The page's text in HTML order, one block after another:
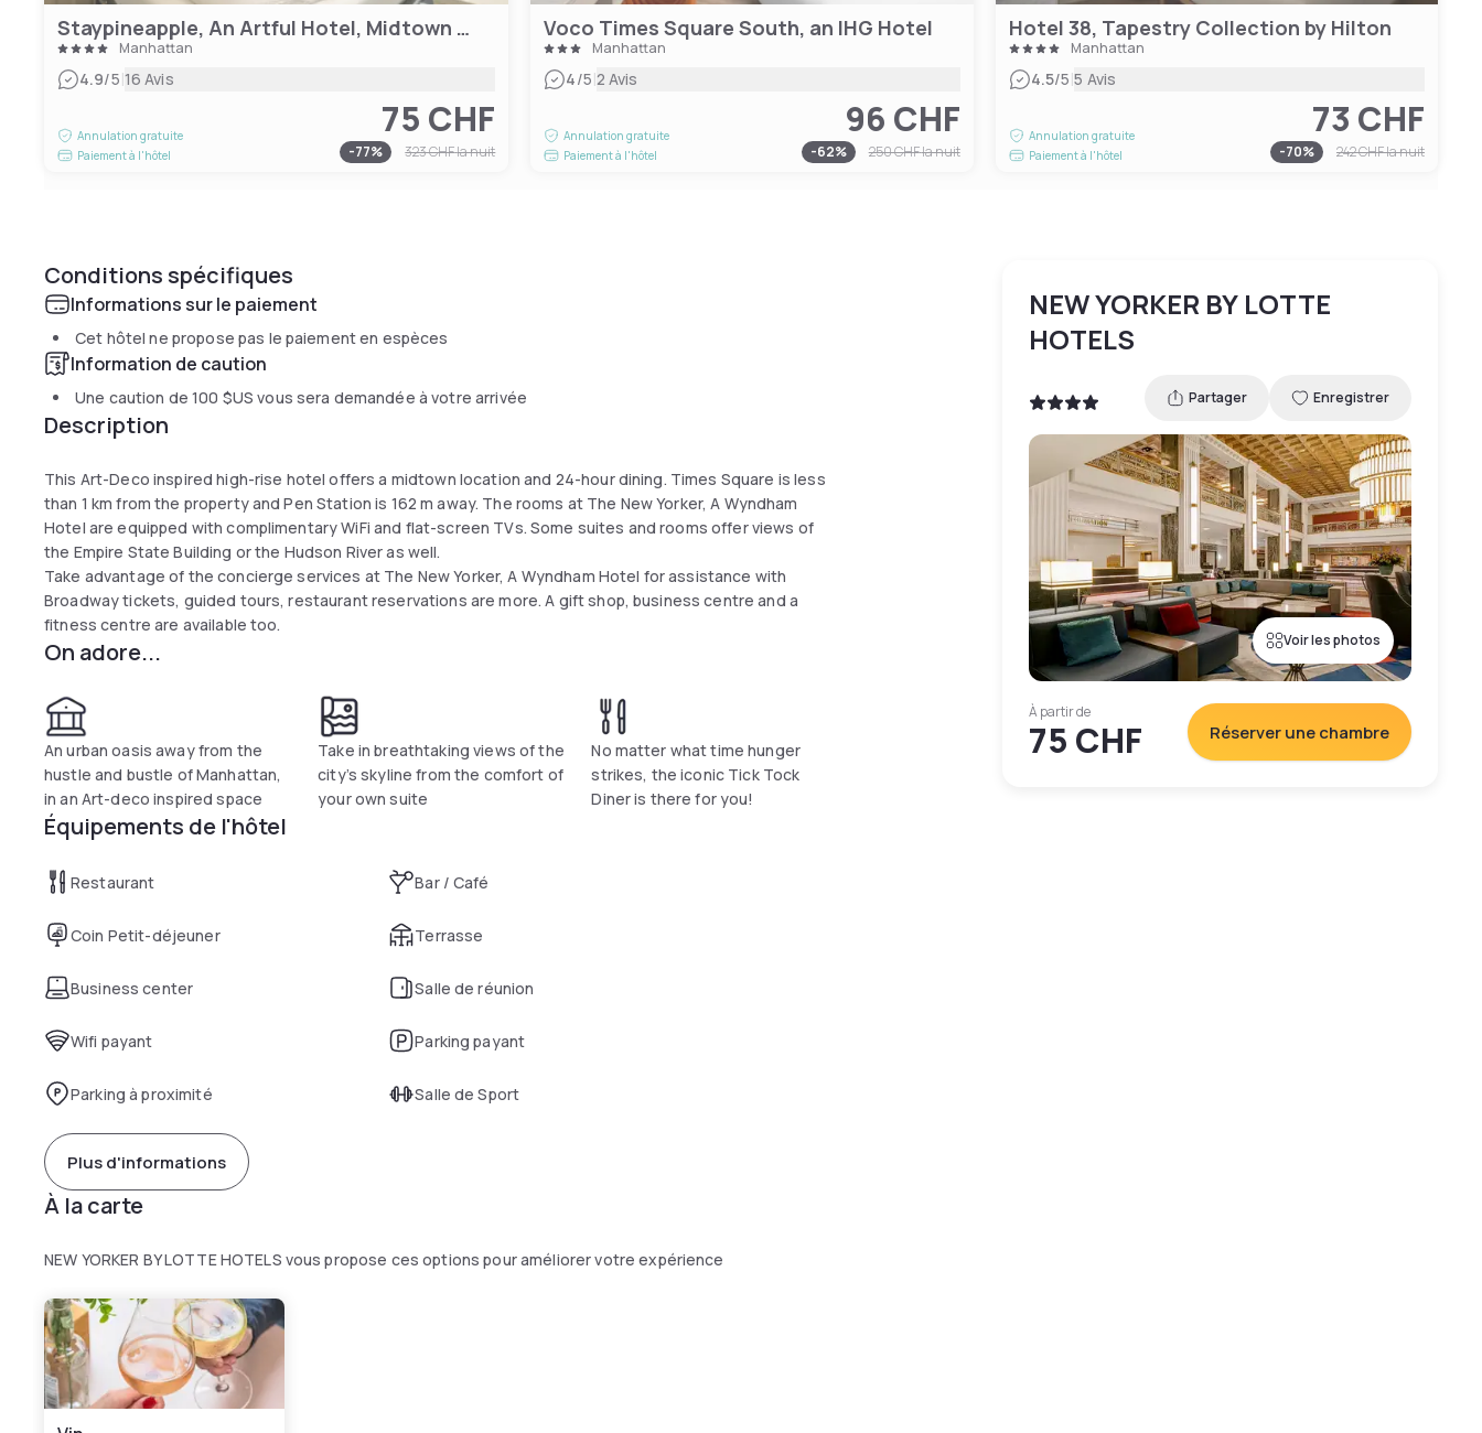
Staypineapple, An Artful Hotel, Midtown New York
Manhattan
4.9/5|16 Avis
Annulation gratuite
Paiement à l'hôtel
75 CHF
-77% 323 CHFla nuit
Voco Times Square South, an IHG Hotel
Manhattan
4/5|2 Avis
Annulation gratuite
Paiement à l'hôtel
96 CHF
-62% 250 CHFla nuit
Hotel 38, Tapestry Collection by Hilton
Manhattan
4.5/5|5 Avis
Annulation gratuite
Paiement à l'hôtel
73 CHF
-70% 242 CHFla nuit
Conditions spécifiques
Informations sur le paiement
Cet hôtel ne propose pas le paiement en espèces
Information de caution
Une caution de100 $US vous sera demandée à votre arrivée
Description
This Art-Deco inspired high-rise hotel offers a midtown location and 24-hour dining. Times Square is less
than 1 km from the property and Pen Station is 162 m away. The rooms at The New Yorker, A Wyndham
Hotel are equipped with complimentary WiFi and flat-screen TVs. Some suites and rooms offer views of
the Empire State Building or the Hudson River as well.
Take advantage of the concierge services at The New Yorker, A Wyndham Hotel for assistance with
Broadway tickets, guided tours, restaurant reservations are more. A gift shop, business centre and a
fitness centre are available too.
On adore...
An urban oasis away from the
hustle and bustle of Manhattan,
in an Art-deco inspired space
Take in breathtaking views of the
city’s skyline from the comfort of
your own suite
No matter what time hunger
strikes, the iconic Tick Tock
Diner is there for you!
Équipements de l'hôtel
Restaurant Bar / Café
Coin Petit-déjeuner Terrasse
Business center Salle de réunion
Wifi payant Parking payant
Parking à proximité Salle de Sport
Plus d'informations
À la carte
NEW YORKER BY LOTTE HOTELS vous propose ces options pour améliorer votre expérience
NEW YORKER BY LOTTE
HOTELS
Partager Enregistrer
Voir les photos
À partir de
75 CHF Réserver une chambre